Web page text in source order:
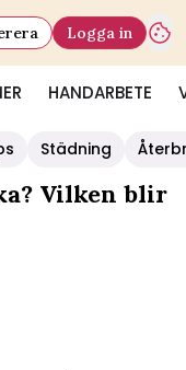
HANDARBETE
Logga in
Städning
Vilken blir